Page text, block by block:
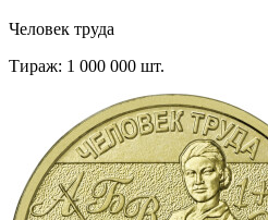
Человек труда
Тираж: 1 000 000 шт.